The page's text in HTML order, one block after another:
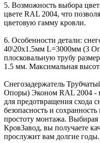
5. Возможность выбора
цвете RAL 2004, что
цветовую гамму кровли.
6. Особенности детали:
40\20х1.5мм L=3000мм (3
плосковальную трубу
1.5 мм. Максимальная
Снегозадержатель
Опоры) Эконом RAL 2004 -
для предотвращения схода
безопасность и
простоту монтажа. Выбирая
КровЗавод, вы получаете
прослужит вам долгие годы.